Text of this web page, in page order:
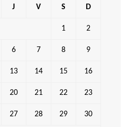
J V S D
1 2
6 7 8 9
13 14 15 16
20 21 22 23
27 28 29 30